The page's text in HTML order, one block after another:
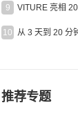
9
10
推荐专题